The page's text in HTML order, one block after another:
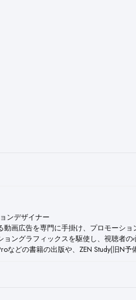
ンデザイナー
画広告を専門に手掛け、プロモーシ
ングラフィックスを駆使し、視聴者
などの書籍の出版や、ZEN Study(旧N予